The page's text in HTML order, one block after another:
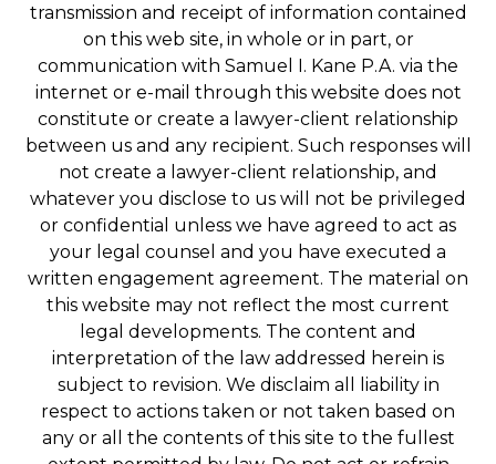
transmission and receipt of information contained
on this web site, in whole or in part, or
communication with Samuel I. Kane P.A. via the
internet or e-mail through this website does not
constitute or create a lawyer-client relationship
between us and any recipient. Such responses will
not create a lawyer-client relationship, and
whatever you disclose to us will not be privileged
or confidential unless we have agreed to act as
your legal counsel and you have executed a
written engagement agreement. The material on
this website may not reflect the most current
legal developments. The content and
interpretation of the law addressed herein is
subject to revision. We disclaim all liability in
respect to actions taken or not taken based on
any or all the contents of this site to the fullest